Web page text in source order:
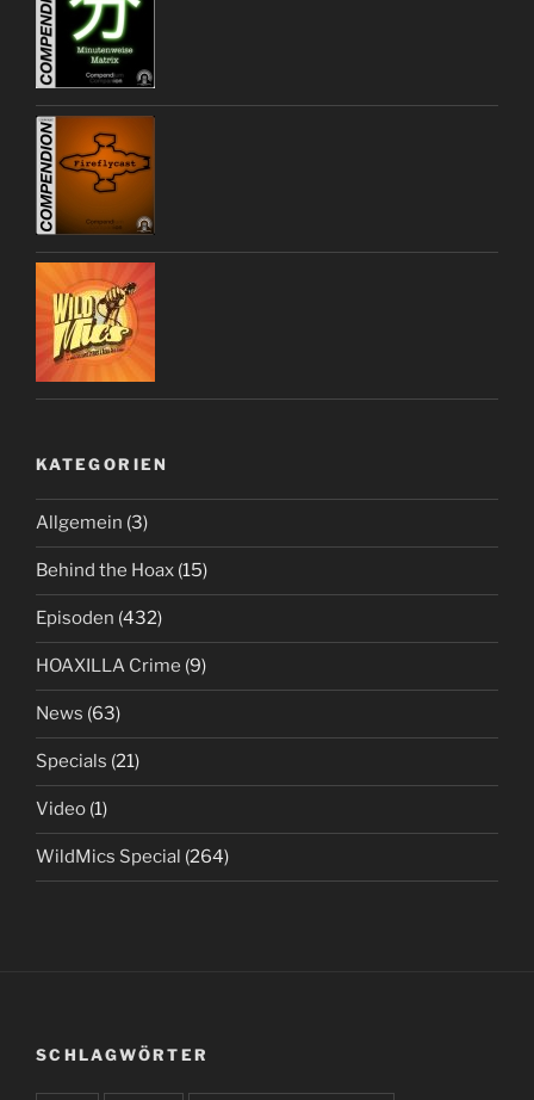
KATEGORIEN
Allgemein (3)
Behind the Hoax (15)
Episoden (432)
HOAXILLA Crime (9)
News (63)
Specials (21)
Video (1)
WildMics Special (264)
SCHLAGWÖRTER